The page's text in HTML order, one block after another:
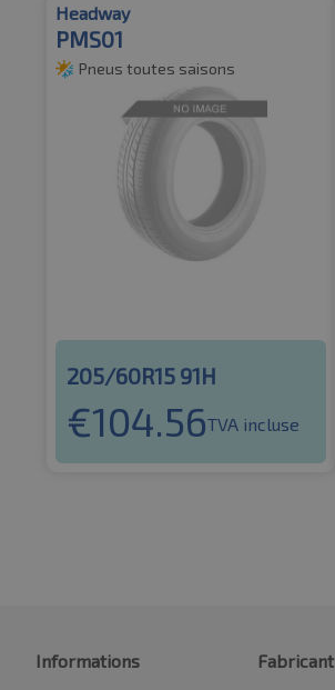
Headway
PMS01
Pneus toutes saisons
205/60R15 91H
€104.56TVA incluse
Informations
Fabricant